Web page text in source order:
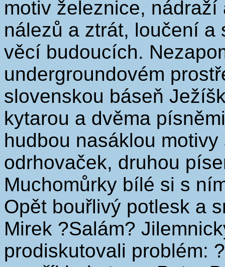
motiv železnice,
nálezů a ztrát, loučení
věcí budoucích.
undergroundovém
slovenskou báseň
kytarou a dvěma
hudbou nasáklou
odrhovaček, druhou
Muchomůrky bílé si s
Opět bouřlivý potlesk a
Mirek ?Salám?
prodiskutovali problém: